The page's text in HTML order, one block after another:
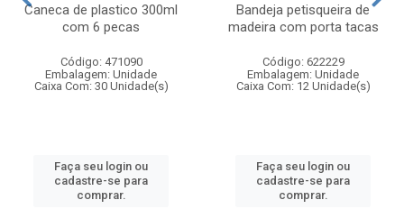
Caneca de plastico 300ml
com 6 pecas
Código: 471090
Embalagem: Unidade
Caixa Com: 30 Unidade(s)
Faça seu login ou
cadastre-se para
comprar.
Bandeja petisqueira de
madeira com porta tacas
Código: 622229
Embalagem: Unidade
Caixa Com: 12 Unidade(s)
Faça seu login ou
cadastre-se para
comprar.